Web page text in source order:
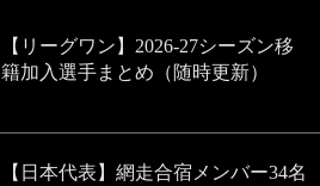
【リーグワン】2026-27シーズン移
籍加入選手まとめ（随時更新）
【日本代表】網走合宿メンバー34名